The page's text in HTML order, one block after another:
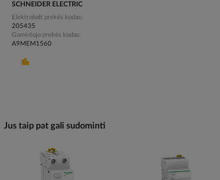
SCHNEIDER ELECTRIC
Elektrobalt prekės kodas
205435
Gamintojo prekės kodas
A9MEM1560
Jus taip pat gali sudominti